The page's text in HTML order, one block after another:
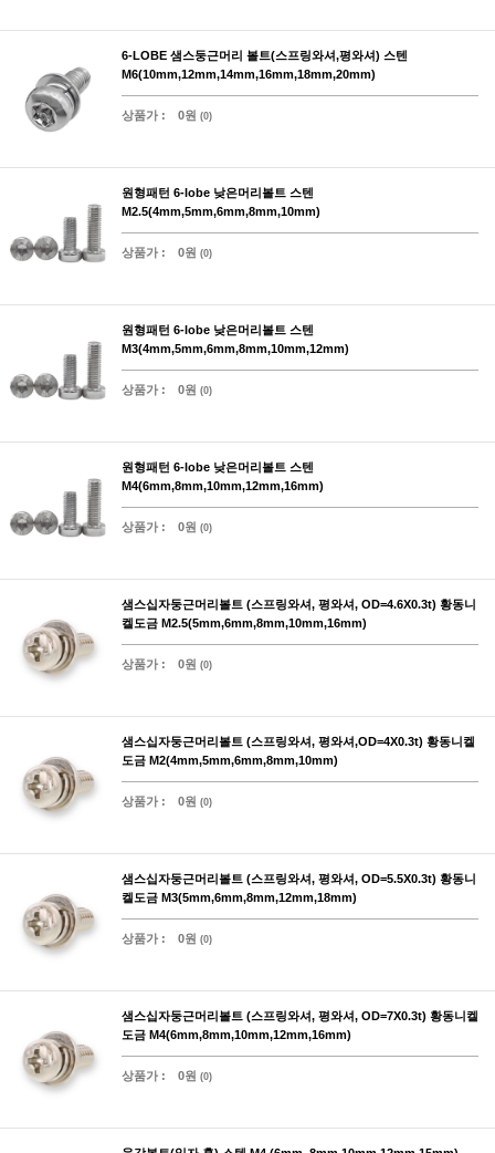
6-LOBE 샘스둥근머리 볼트(스프링와셔,평와셔) 스텐
M6(10mm,12mm,14mm,16mm,18mm,20mm)
상품가 : 0원 (0)
원형패턴 6-lobe 낮은머리볼트 스텐
M2.5(4mm,5mm,6mm,8mm,10mm)
상품가 : 0원 (0)
원형패턴 6-lobe 낮은머리볼트 스텐
M3(4mm,5mm,6mm,8mm,10mm,12mm)
상품가 : 0원 (0)
원형패턴 6-lobe 낮은머리볼트 스텐
M4(6mm,8mm,10mm,12mm,16mm)
상품가 : 0원 (0)
샘스십자둥근머리볼트 (스프링와셔, 평와셔, OD=4.6X0.3t) 황동니
켈도금 M2.5(5mm,6mm,8mm,10mm,16mm)
상품가 : 0원 (0)
샘스십자둥근머리볼트 (스프링와셔, 평와셔,OD=4X0.3t) 황동니켈
도금 M2(4mm,5mm,6mm,8mm,10mm)
상품가 : 0원 (0)
샘스십자둥근머리볼트 (스프링와셔, 평와셔, OD=5.5X0.3t) 황동니
켈도금 M3(5mm,6mm,8mm,12mm,18mm)
상품가 : 0원 (0)
샘스십자둥근머리볼트 (스프링와셔, 평와셔, OD=7X0.3t) 황동니켈
도금 M4(6mm,8mm,10mm,12mm,16mm)
상품가 : 0원 (0)